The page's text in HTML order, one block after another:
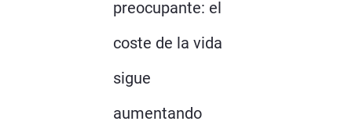
preocupante: el
coste de la vida
sigue
aumentando